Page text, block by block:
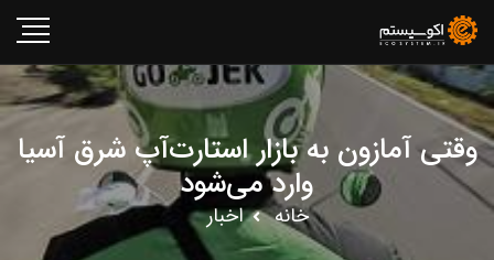
وقتی آمازون به بازار استارت‌آپ شرق آسیا
وارد می‌شود
خانه اخبار